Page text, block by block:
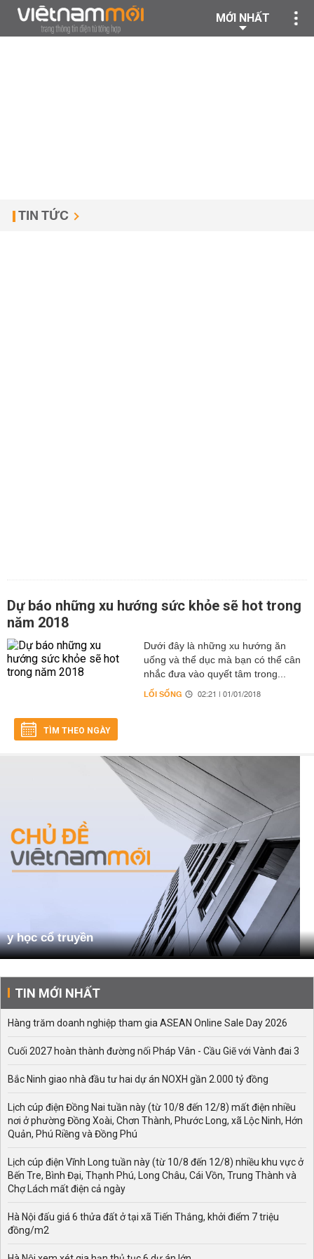
MỚI NHẤT
TIN TỨC
Dự báo những xu hướng sức khỏe sẽ hot trong
năm 2018
Dưới đây là những xu hướng ăn
uống và thể dục mà bạn có thể cân
nhắc đưa vào quyết tâm trong...
LỐI SỐNG 02:21 | 01/01/2018
TÌM THEO NGÀY
y học cổ truyền
TIN MỚI NHẤT
Hàng trăm doanh nghiệp tham gia ASEAN Online Sale Day 2026
Cuối 2027 hoàn thành đường nối Pháp Vân - Cầu Giẽ với Vành đai 3
Bắc Ninh giao nhà đầu tư hai dự án NOXH gần 2.000 tỷ đồng
Lịch cúp điện Đồng Nai tuần này (từ 10/8 đến 12/8) mất điện nhiều
nơi ở phường Đồng Xoài, Chơn Thành, Phước Long, xã Lộc Ninh, Hớn
Quản, Phú Riềng và Đồng Phú
Lịch cúp điện Vĩnh Long tuần này (từ 10/8 đến 12/8) nhiều khu vực ở
Bến Tre, Bình Đại, Thạnh Phú, Long Châu, Cái Vồn, Trung Thành và
Chợ Lách mất điện cả ngày
Hà Nội đấu giá 6 thửa đất ở tại xã Tiến Thắng, khởi điểm 7 triệu
đồng/m2